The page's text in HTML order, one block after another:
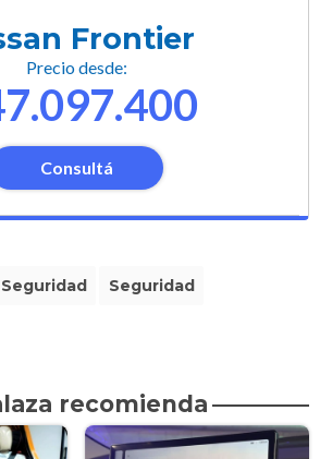
Frontier
Precio desde:
Consultá
Seguridad
recomienda